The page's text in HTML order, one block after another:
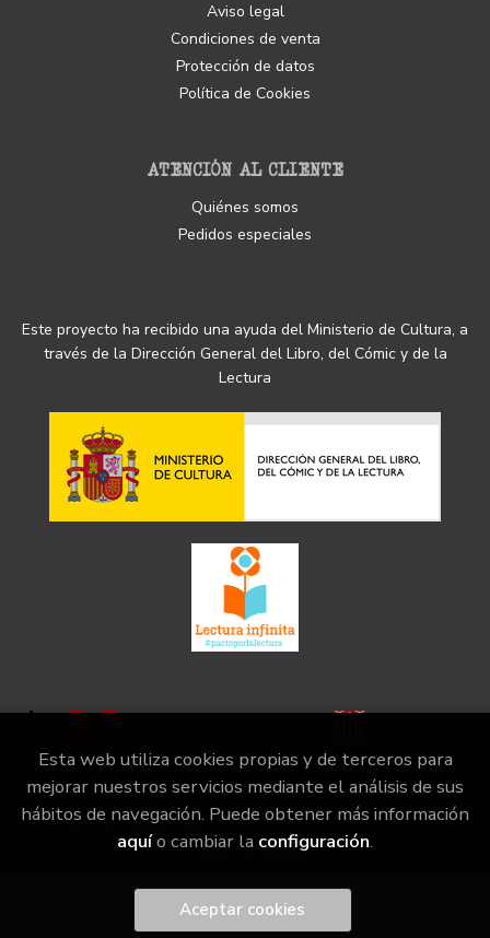
Aviso legal
Condiciones de venta
Protección de datos
Política de Cookies
ATENCIÓN AL CLIENTE
Quiénes somos
Pedidos especiales
Este proyecto ha recibido una ayuda del Ministerio de Cultura, a
través de la Dirección General del Libro, del Cómic y de la
Lectura
2026 ©la irreductible . Todos los Derechos Reservados |
Grupo Trevenque
Esta web utiliza cookies propias y de terceros para
mejorar nuestros servicios mediante el análisis de sus
hábitos de navegación. Puede obtener más información
aquío cambiar la configuración.
Aceptar cookies